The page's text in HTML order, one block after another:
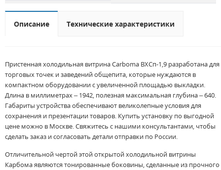
Описание Технические характеристики
Пристенная холодильная витрина Carboma ВХСп-1,9 разработана для
торговых точек и заведений общепита, которые нуждаются в
компактном оборудовании с увеличенной площадью выкладки.
Длина в миллиметрах – 1942, полезная максимальная глубина – 640.
Габариты устройства обеспечивают великолепные условия для
сохранения и презентации товаров. Купить установку по выгодной
цене можно в Москве. Свяжитесь с нашими консультантами, чтобы
сделать заказ и согласовать детали отправки по России.
Отличительной чертой этой открытой холодильной витрины
Карбома являются тонированные боковины, сделанные из прочного